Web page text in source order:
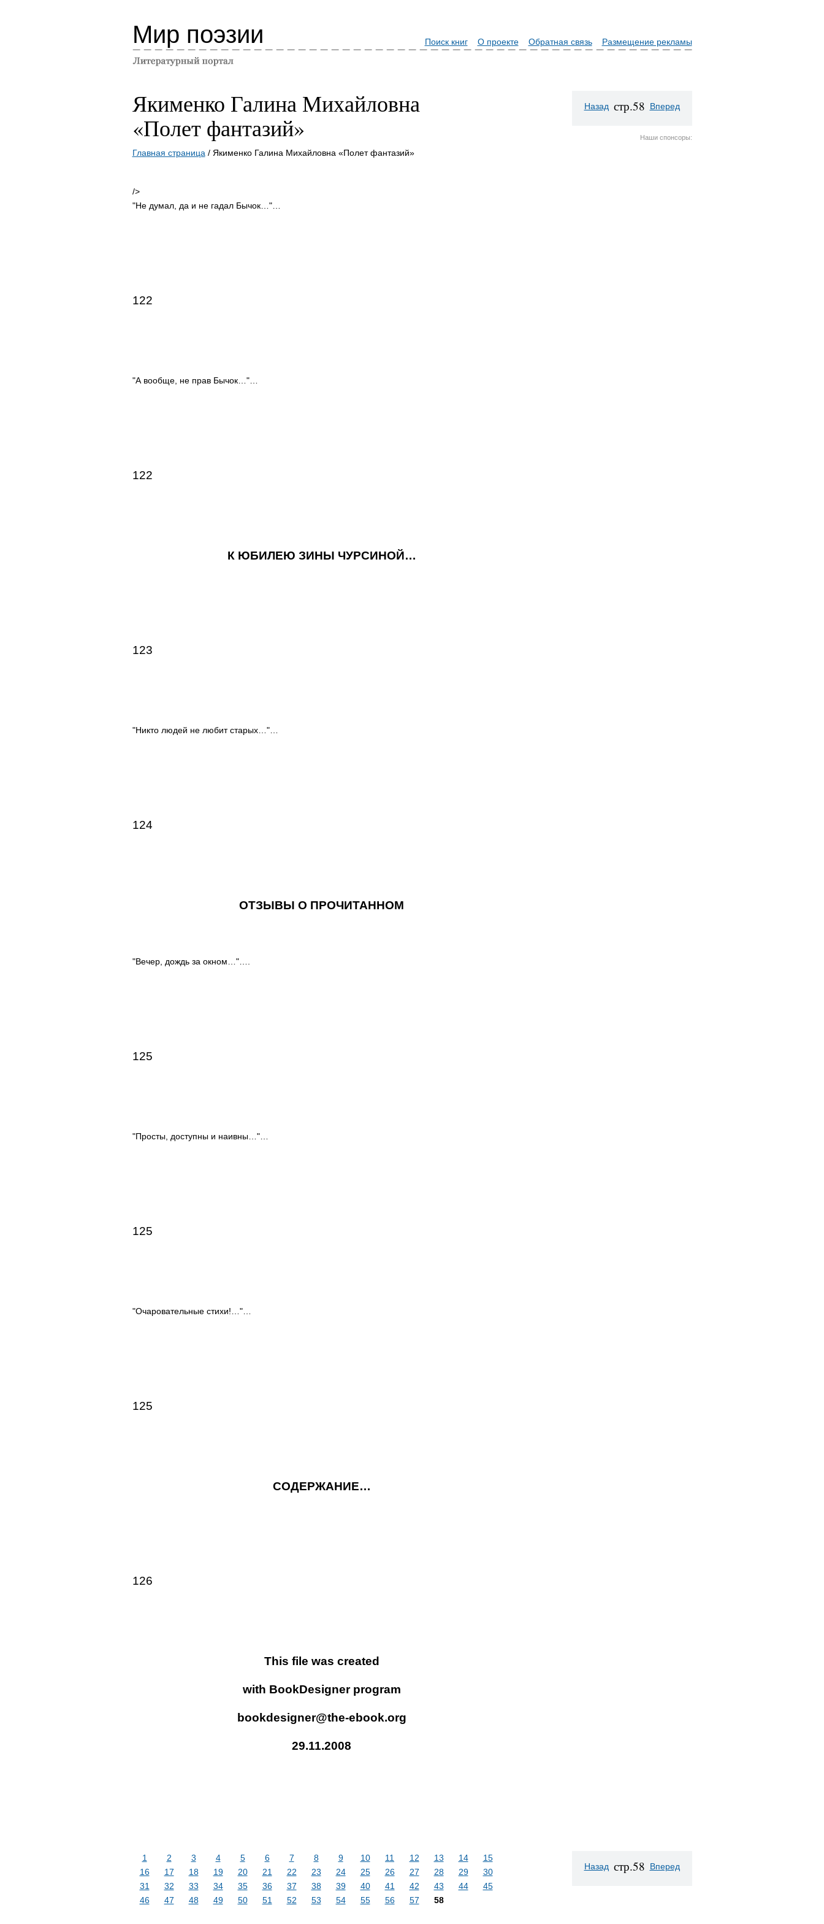
Мир поэзии Поиск книг О проекте Обратная связь Размещение рекламы
Якименко Галина Михайловна
«Полет фантазий»
Главная страница / Якименко Галина Михайловна «Полет фантазий»
/>
"Не думал, да и не гадал Бычок…"…
122
"А вообще, не прав Бычок…"…
122
К ЮБИЛЕЮ ЗИНЫ ЧУРСИНОЙ…
123
"Никто людей не любит старых…"…
124
ОТЗЫВЫ О ПРОЧИТАННОМ
"Вечер, дождь за окном…"….
125
"Просты, доступны и наивны…"…
125
"Очаровательные стихи!…"…
125
СОДЕРЖАНИЕ…
126
This file was created
with BookDesigner program
bookdesigner@the-ebook.org
29.11.2008
Назад стр.58 Вперед
Наши спонсоры:
1 2 3 4 5 6 7 8 9 10 11 12 13 14
15
16
17 18 19 20 21 22 23 24 25 26 27 28 29
30
31
32 33 34 35 36 37 38 39 40 41 42 43 44
45
46
47 48 49 50 51 52 53 54 55 56 57 58
Назад стр.58 Вперед